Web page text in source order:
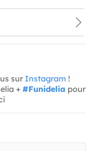
sur Instagram !
+ #Funidelia pour